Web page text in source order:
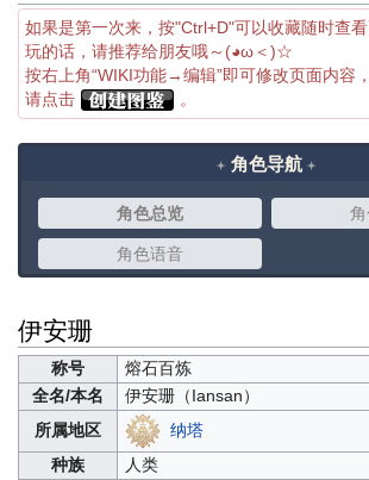
如果是第一次来，按"Ctrl+D"可以收藏随时查
玩的话，请推荐给朋友哦～(◕ω＜)☆
按右上角“WIKI功能→编辑”即可修改页面内容
请点击
。
角色导航
角色总览
角色语音
伊安珊
称号
熔石百炼
全名/本名
伊安珊（Iansan）
所属地区
纳塔
种族
人类